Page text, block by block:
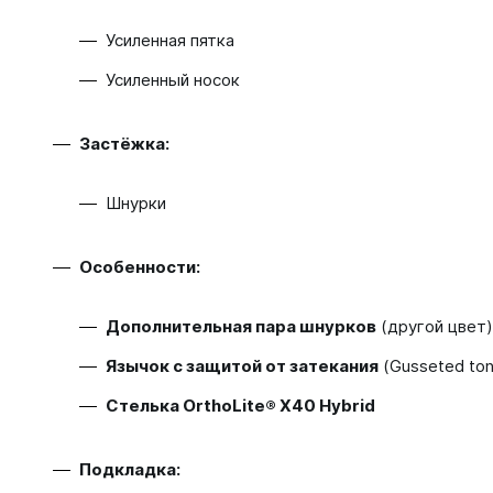
Усиленная пятка
Усиленный носок
Застёжка:
Шнурки
Особенности:
Дополнительная пара шнурков (другой цвет)
Язычок с защитой от затекания (Gusseted
Стелька OrthoLite® X40 Hybrid
Подкладка: